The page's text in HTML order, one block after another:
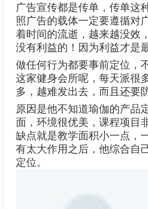
广告宣传都是传单，传单这
照广告的载体一定要遵循对
着时间的流逝，越来越没效
没有利益的！因为利益才是
做任何行为都要事前定位，
这家健身会所呢，每天派很
多，越难发出去，而且还要
原因是他不知道瑜伽的产品
面，环境很优美，课程项目
缺点就是教学面积小一点，
有太大作用之后，他综合自
定位。